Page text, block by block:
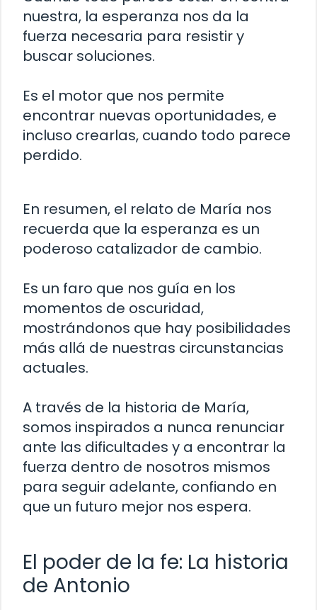
nuestra, la esperanza nos da la
fuerza necesaria para resistir y
buscar soluciones.
Es el motor que nos permite
encontrar nuevas oportunidades, e
incluso crearlas, cuando todo parece
perdido.
En resumen, el relato de María nos
recuerda que la esperanza es un
poderoso catalizador de cambio.
Es un faro que nos guía en los
momentos de oscuridad,
mostrándonos que hay posibilidades
más allá de nuestras circunstancias
actuales.
A través de la historia de María,
somos inspirados a nunca renunciar
ante las dificultades y a encontrar la
fuerza dentro de nosotros mismos
para seguir adelante, confiando en
que un futuro mejor nos espera.
El poder de la fe: La historia
de Antonio